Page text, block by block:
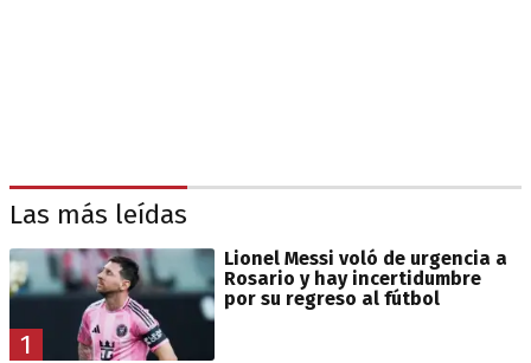
Las más leídas
1
Lionel Messi voló de urgencia a
Rosario y hay incertidumbre
por su regreso al fútbol